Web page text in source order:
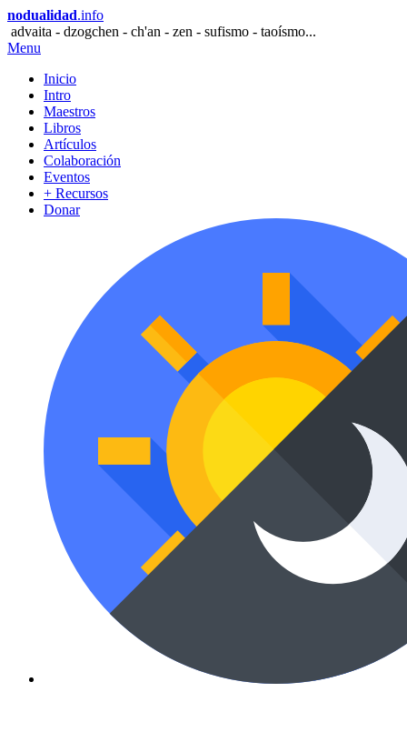
nodualidad.info
advaita - dzogchen - ch'an - zen - sufismo - taoísmo...
Menu
Inicio
Intro
Maestros
Libros
Artículos
Colaboración
Eventos
+ Recursos
Donar